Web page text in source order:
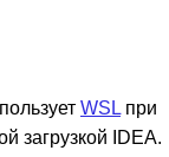
WSL при
загрузкой IDEA.